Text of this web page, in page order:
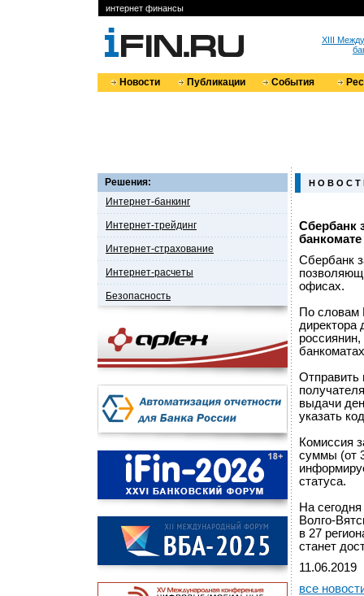
интернет финансы
XIII
Новости Публикации События
Решения:
Интернет-банкинг
Интернет-трейдинг
Интернет-страхование
Интернет-расчеты
Безопасность
Н О В О С Т
Сбербанк
Сбербанк
офисах.
По словам
директора
выдачи
указать
Комиссия
суммы (от
статуса.
На
Волго-
в 27
станет
11.06.2019
все